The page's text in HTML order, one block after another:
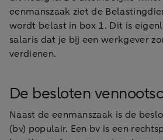
eenmanszaak ziet de
wordt belast in box 1. Dit is
salaris dat je bij een werkgever
verdienen.
De besloten
Naast de eenmanszaak is de
(bv) populair. Een bv is een